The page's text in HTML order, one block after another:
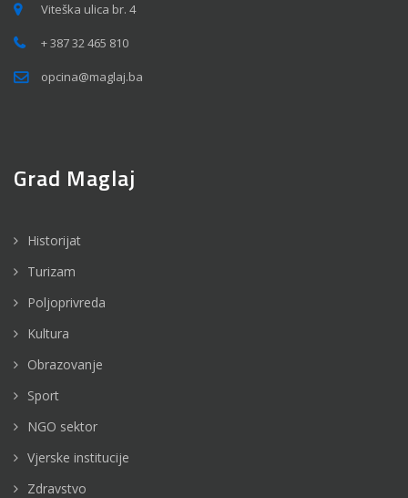
Viteška ulica br. 4
+ 387 32 465 810
opcina@maglaj.ba
Grad Maglaj
Historijat
Turizam
Poljoprivreda
Kultura
Obrazovanje
Sport
NGO sektor
Vjerske institucije
Zdravstvo